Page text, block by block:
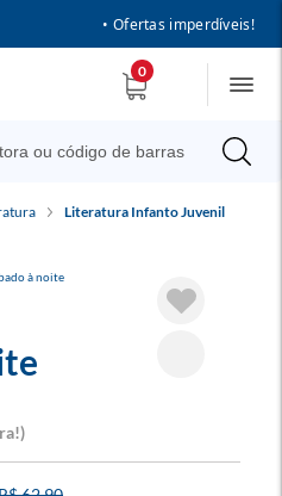
• Ofertas imperdíveis!
0
Literatura Infanto Juvenil